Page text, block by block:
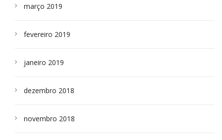
março 2019
fevereiro 2019
janeiro 2019
dezembro 2018
novembro 2018